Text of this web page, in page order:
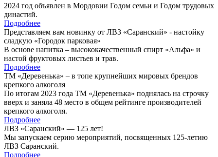
2024 год объявлен в Мордовии Годом семьи и Годом трудовых
династий.
Подробнее
Представляем вам новинку от ЛВЗ «Саранский» - настойку
сладкую «Городок парковая»
В основе напитка – высококачественный спирт «Альфа» и
настой фруктовых листьев и трав.
Подробнее
ТМ «Деревенька» – в топе крупнейших мировых брендов
крепкого алкоголя
По итогам 2023 года ТМ «Деревенька» поднялась на строчку
вверх и заняла 48 место в общем рейтинге производителей
крепкого алкоголя.
Подробнее
ЛВЗ «Саранский» — 125 лет!
Мы запускаем серию мероприятий, посвященных 125-летию
ЛВЗ Саранский.
Подробнее